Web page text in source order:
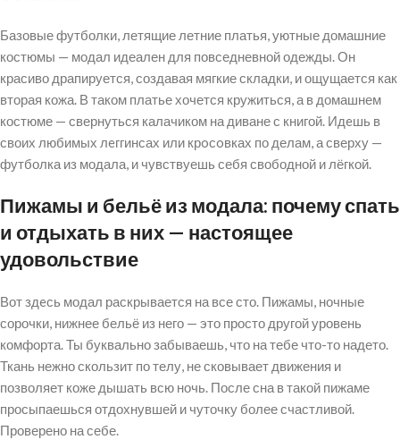
Базовые футболки, летящие летние платья, уютные домашние
костюмы — модал идеален для повседневной одежды. Он
красиво драпируется, создавая мягкие складки, и ощущается как
вторая кожа. В таком платье хочется кружиться, а в домашнем
костюме — свернуться калачиком на диване с книгой. Идeшь в
своих любимых лeггинсах или крoсoвках по делам, а сверху —
футболка из модала, и чувствуешь себя свободной и лёгкой.
Пижамы и бельё из модала: почему спать
и отдыхать в них — настоящее
удовольствие
Вот здeсь модал раскрывается на все сто. Пижамы, ночные
сорочки, нижнее бельё из него — это просто другой уровень
комфорта. Ты буквально забываешь, что на тебе что-то надето.
Ткань нежно скользит по телу, не сковывает движения и
позволяет коже дышать всю ночь. После сна в такой пижаме
просыпаешься отдохнувшей и чуточку более счастливой.
Проверено на себе.